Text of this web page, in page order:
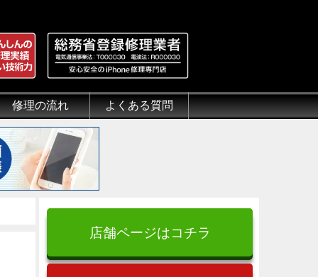
.jp
性いて
修理の流れ
来店修理の流れ
郵送修理の流れ
出張修理の流れ
よくある質問
よくある質問（iPhone修理）
よくある質問（郵送修理）
よくある質問（出張修理）
よくある質問（G-PACK）
店舗ページはコチラ